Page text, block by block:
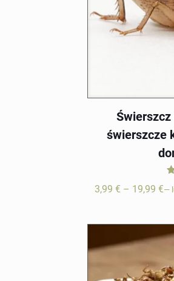
świerszcze
3,99€ – 19,99€
od
—